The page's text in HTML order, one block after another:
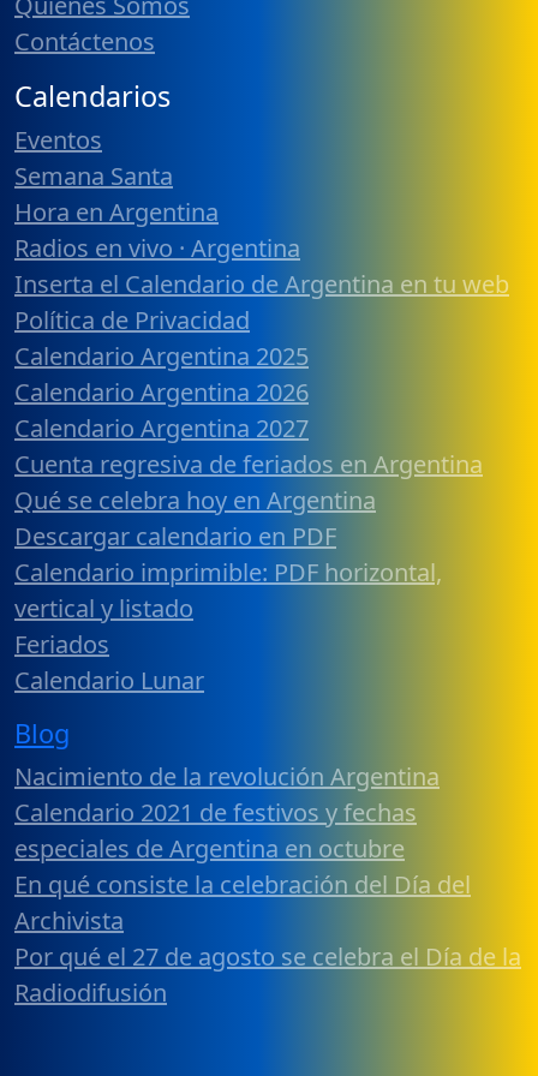
Contáctenos
Calendarios
Eventos
Semana Santa
Hora en Argentina
Radios en vivo · Argentina
Inserta el Calendario de Argentina en tu web
Política de Privacidad
Calendario Argentina 2025
Calendario Argentina 2026
Calendario Argentina 2027
Cuenta regresiva de feriados en Argentina
Qué se celebra hoy en Argentina
Descargar calendario en PDF
Calendario imprimible: PDF horizontal,
vertical y listado
Feriados
Calendario Lunar
Blog
Nacimiento de la revolución Argentina
Calendario 2021 de festivos y fechas
especiales de Argentina en octubre
En qué consiste la celebración del Día del
Archivista
Por qué el 27 de agosto se celebra el Día de la
Radiodifusión